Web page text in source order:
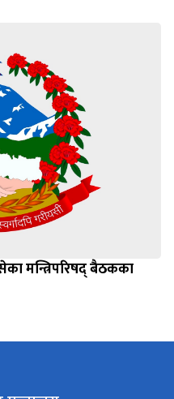
मन्त्रिपरिषद् बैठकका